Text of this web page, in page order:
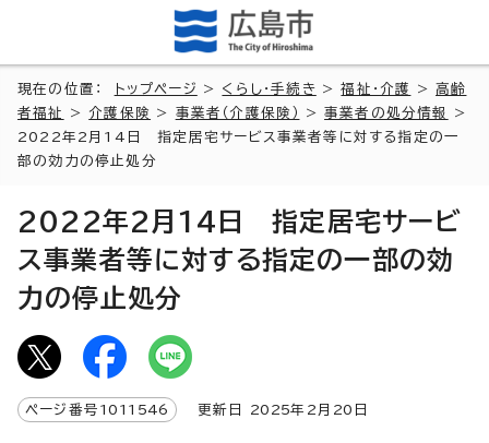
現在の位置： トップページ > くらし・手続き >福祉・介護 >高齢
者福祉
> 介護保険 > 事業者（介護保険） >事業者の処分情報
>
2022年2月14日 指定居宅サービス事業者等に対する指定の一
部の効力の停止処分
2022年2月14日 指定居宅サービ
ス事業者等に対する指定の一部の効
力の停止処分
ページ番号 1011546 更新日 2025年2月 20 日